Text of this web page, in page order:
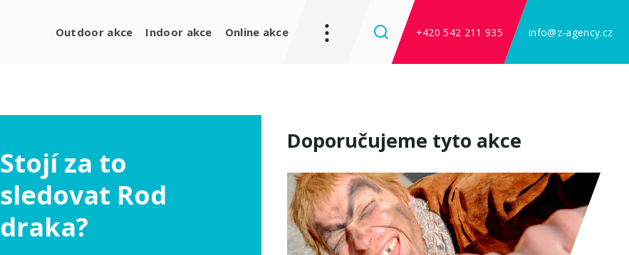
Outdoor akce Indoor akce Online akce +420 542 211 935 info@z-agency.cz
Stojí za to
sledovat Rod
draka?
Doporučujeme tyto akce